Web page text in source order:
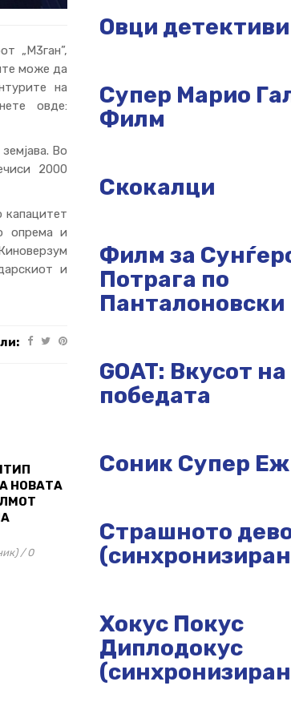
„М3ган”,
може да
на
овде:
Во
2000
опрема и
и
НОВАТА
/ 0
Овци детективи
Супер Марио
Филм
Скокалци
Филм за
Потрага по
Панталоновски
GOAT: Вкусот на
победата
Соник Супер
Страшното
Хокус Покус
Диплодокус